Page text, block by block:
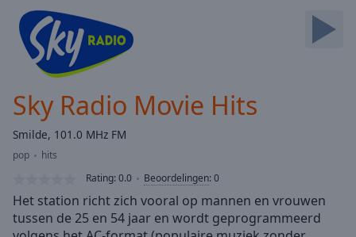
Skip
Forward
Mute
Current
Duration
Loaded:
0.00%
Type LIVE
Seek to
live,
Sky Radio Movie Hits
Smilde, 101.0 MHz FM
pop
hits
Rating:0.0 Beoordelingen:0
Het station richt zich vooral op mannen en vrouwen
tussen de 25 en 54 jaar en wordt geprogrammeerd